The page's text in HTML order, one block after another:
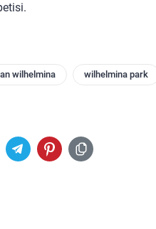
wilhelmina wilhelmina park